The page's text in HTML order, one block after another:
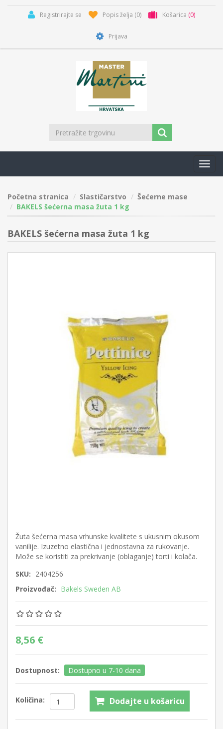
Registrirajte se Popis želja (0) Košarica (0)
Prijava
Početna stranica Slastičarstvo
Šećerne mase
BAKELS šećerna masa žuta 1 kg
BAKELS šećerna masa žuta 1 kg
Žuta šećerna masa vrhunske kvalitete s ukusnim okusom
vanilije. Izuzetno elastična i jednostavna za rukovanje.
Može se koristiti za prekrivanje (oblaganje) torti i kolača.
SKU: 2404256
Proizvođač: Bakels Sweden AB
8,56 €
Dostupnost: Dostupno u 7-10 dana
Količina: Dodajte u košaricu